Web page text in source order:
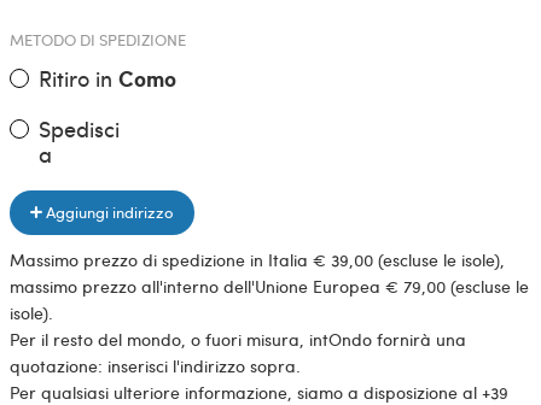
METODO DI SPEDIZIONE
Ritiro in Como
Spedisci
a
Aggiungi indirizzo
Massimo prezzo di spedizione in Italia € 39,00 (escluse le isole),
massimo prezzo all'interno dell'Unione Europea € 79,00 (escluse le
isole).
Per il resto del mondo, o fuori misura, intOndo fornirà una
quotazione: inserisci l'indirizzo sopra.
Per qualsiasi ulteriore informazione, siamo a disposizione al +39